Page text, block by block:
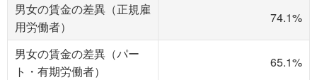
男女の賃金の差異（正規雇
用労働者）
74.1%
男女の賃金の差異（パー
ト・有期労働者）
65.1%